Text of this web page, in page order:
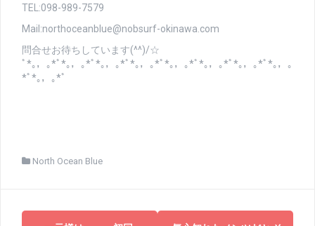
TEL:098-989-7579
Mail:northoceanblue@nobsurf-okinawa.com
問合せお待ちしています(^^)/☆
ﾟ*｡，｡*ﾟ*｡，｡*ﾟ*｡，｡*ﾟ*｡，｡*ﾟ*｡，｡*ﾟ*｡，｡*ﾟ*｡，｡*ﾟ*｡，｡
*ﾟ*｡，｡*ﾟ
North Ocean Blue